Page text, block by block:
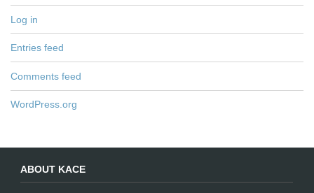
Log in
Entries feed
Comments feed
WordPress.org
ABOUT KACE